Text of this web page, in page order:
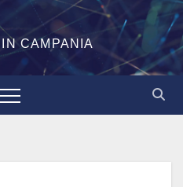
CAMPANIA